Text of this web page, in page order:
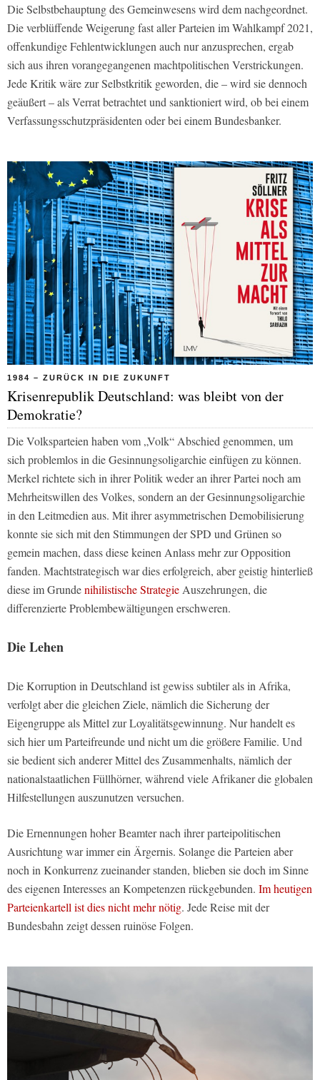
Die Selbstbehauptung des Gemeinwesens wird dem nachgeordnet.
Die verblüffende Weigerung fast aller Parteien im Wahlkampf 2021,
offenkundige Fehlentwicklungen auch nur anzusprechen, ergab
sich aus ihren vorangegangenen machtpolitischen Verstrickungen.
Jede Kritik wäre zur Selbstkritik geworden, die – wird sie dennoch
geäußert – als Verrat betrachtet und sanktioniert wird, ob bei einem
Verfassungsschutzpräsidenten oder bei einem Bundesbanker.
1984 – ZURÜCK IN DIE ZUKUNFT
Krisenrepublik Deutschland: was bleibt von der
Demokratie?
Die Volksparteien haben vom „Volk“ Abschied genommen, um
sich problemlos in die Gesinnungsoligarchie einfügen zu können.
Merkel richtete sich in ihrer Politik weder an ihrer Partei noch am
Mehrheitswillen des Volkes, sondern an der Gesinnungsoligarchie
in den Leitmedien aus. Mit ihrer asymmetrischen Demobilisierung
konnte sie sich mit den Stimmungen der SPD und Grünen so
gemein machen, dass diese keinen Anlass mehr zur Opposition
fanden. Machtstrategisch war dies erfolgreich, aber geistig hinterließ
diese im Grundenihilistische Strategie Auszehrungen, die
differenzierte Problembewältigungen erschweren.
Die Lehen
Die Korruption in Deutschland ist gewiss subtiler als in Afrika,
verfolgt aber die gleichen Ziele, nämlich die Sicherung der
Eigengruppe als Mittel zur Loyalitätsgewinnung. Nur handelt es
sich hier um Parteifreunde und nicht um die größere Familie. Und
sie bedient sich anderer Mittel des Zusammenhalts, nämlich der
nationalstaatlichen Füllhörner, während viele Afrikaner die globalen
Hilfestellungen auszunutzen versuchen.
Die Ernennungen hoher Beamter nach ihrer parteipolitischen
Ausrichtung war immer ein Ärgernis. Solange die Parteien aber
noch in Konkurrenz zueinander standen, blieben sie doch im Sinne
des eigenen Interesses an Kompetenzen rückgebunden. Im heutigen
Parteienkartell ist dies nicht mehr nötig. Jede Reise mit der
Bundesbahn zeigt dessen ruinöse Folgen.